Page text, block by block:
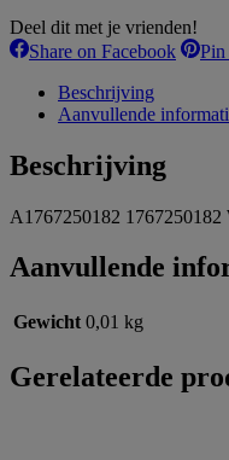
Deel dit met je vrienden!
Share on FacebookShare
Beschrijving
Aanvullende
Beschrijving
A1767250182 1767250182
Aanvullende
Gewicht 0,01 kg
Gerelateerde